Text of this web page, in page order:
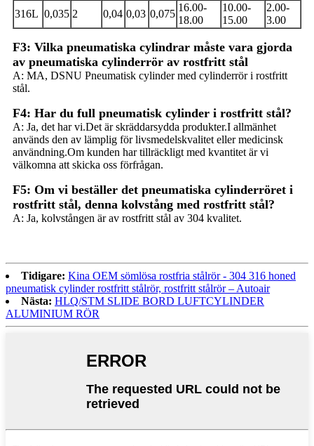
316L 0,035 2 0,04 0,03 0,075
16.00-
18.00
10.00-
15.00
2.00-
3.00
F3: Vilka pneumatiska cylindrar måste vara gjorda
av pneumatiska cylinderrör av rostfritt stål
A: MA, DSNU Pneumatisk cylinder med cylinderrör i rostfritt
stål.
F4: Har du full pneumatisk cylinder i rostfritt stål?
A: Ja, det har vi.Det är skräddarsydda produkter.I allmänhet
används den av lämplig för livsmedelskvalitet eller medicinsk
användning.Om kunden har tillräckligt med kvantitet är vi
välkomna att skicka oss förfrågan.
F5: Om vi ​​beställer det pneumatiska cylinderröret i
rostfritt stål, denna kolvstång med rostfritt stål?
A: Ja, kolvstången är av rostfritt stål av 304 kvalitet.
Tidigare: Kina OEM sömlösa rostfria stålrör - 304 316 honed
pneumatisk cylinder rostfritt stålrör, rostfritt stålrör – Autoair
Nästa: HLQ/STM SLIDE BORD LUFTCYLINDER
ALUMINIUM RÖR